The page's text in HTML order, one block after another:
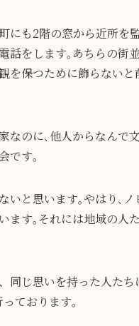
にも2階の窓から近所を
話をします｡あちらの街
を保つために飾らない
なのに､他人からなんで
です｡
いと思います｡やはり､
ます｡それには地域の人
同じ思いを持った人た
ております｡